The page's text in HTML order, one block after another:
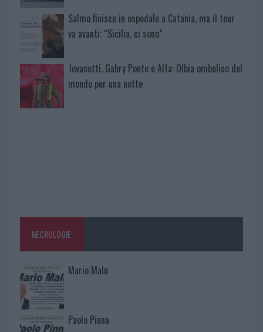
Salmo finisce in ospedale a Catania, ma il tour
va avanti: “Sicilia, ci sono”
Jovanotti, Gabry Ponte e Alfa: Olbia ombelico del
mondo per una notte
NECROLOGIE
Mario Malu
Paolo Pinna